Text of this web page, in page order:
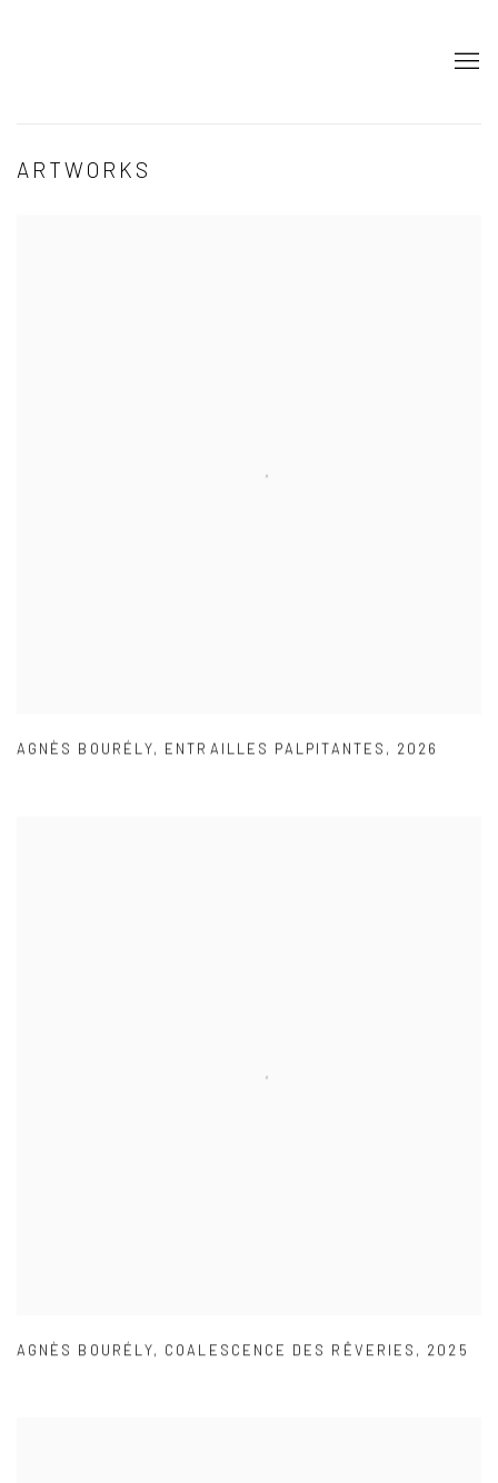
ARTWORKS
AGNÈS BOURÉLY, ENTRAILLES PALPITANTES , 2026
AGNÈS BOURÉLY, COALESCENCE DES RÊVERIES , 2025